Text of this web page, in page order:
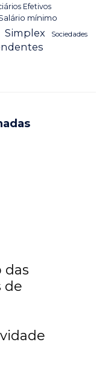
Efetivos
mínimo
Simplex
Sociedades
das
de